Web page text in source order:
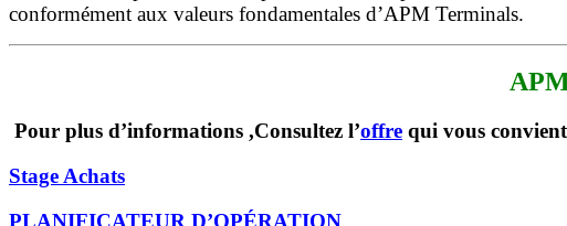
conformément aux valeurs fondamentales d’APM Terminals.
Pour plus d’informations ,Consultez l’offre qui vous
Stage Achats
PLANIFICATEUR D’OPÉRATION